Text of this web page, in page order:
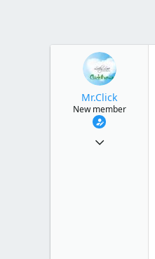
Mr.Click
New member